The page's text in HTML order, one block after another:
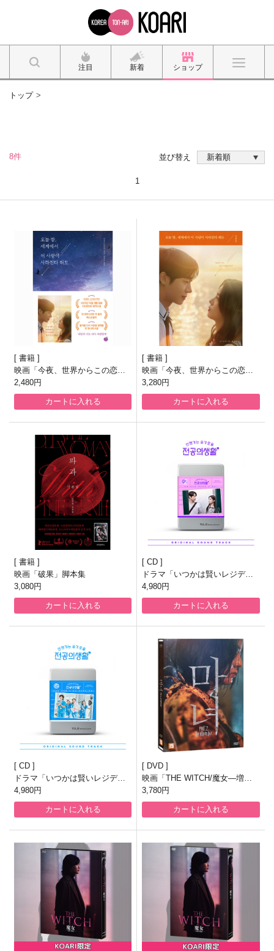
注目 新着 ショップ
トップ
8件
1
並び替え
書籍
映画「今夜、世界からこの恋が
消えても」原作小説 [韓国版]
2,480円
カートに入れる
書籍
映画「今夜、世界からこの恋が
消えても」脚本集
3,280円
カートに入れる
書籍
映画「破果」脚本集
3,080円
カートに入れる
CD
ドラマ「いつかは賢いレジデン
ト生活」OST [Pink Ver.]
4,980円
カートに入れる
CD
ドラマ「いつかは賢いレジデン
ト生活」OST [Blue Ver.]
4,980円
カートに入れる
DVD
映画「THE WITCH/魔女―増殖
―」DVD [韓国盤]
3,780円
カートに入れる